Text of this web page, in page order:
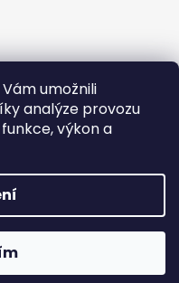
umožnili
analýze provozu
výkon a
obuv. Všechna práva